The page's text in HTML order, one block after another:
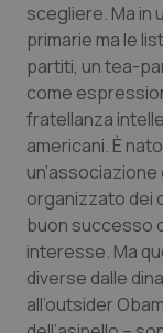
scegliere. Ma in
primarie ma le
partiti, un tea-
come
fratellanza
americani. È
un’associazione
organizzato dei
buon successo
interesse. Ma
diverse dalle
all’outsider
_ga